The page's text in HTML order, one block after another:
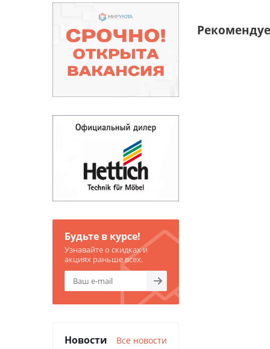
Будьте в курсе!
Узнавайте о скидках и
акциях раньше всех.
Новости Все новости